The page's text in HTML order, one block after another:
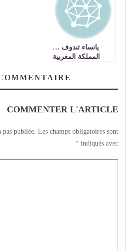
يانساء تندوف …
المملكة المغربية
واحترام المرأة ،
رحيم
COMMENTER L'ARTICLE
pas publiée. Les champs obligatoires sont
indiqués avec
*